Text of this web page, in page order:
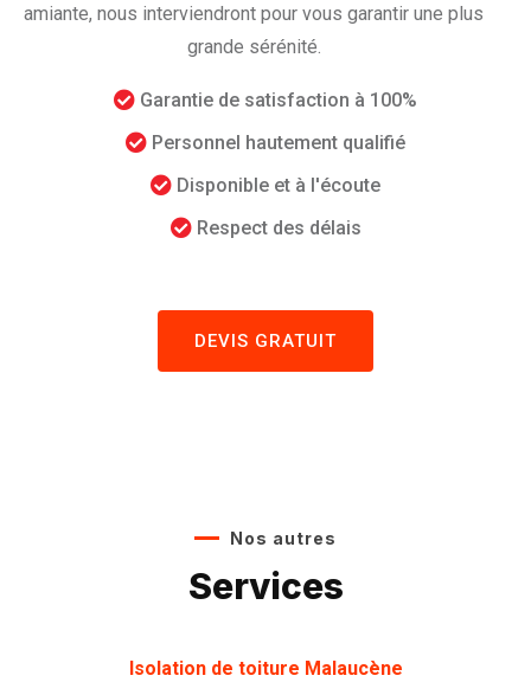
amiante, nous interviendront pour vous garantir une plus
grande sérénité.
Garantie de satisfaction à 100%
Personnel hautement qualifié
Disponible et à l'écoute
Respect des délais
DEVIS GRATUIT
Nos autres
Services
Isolation de toiture Malaucène